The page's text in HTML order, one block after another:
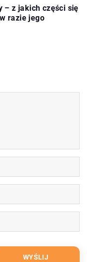
– z jakich części się
razie jego